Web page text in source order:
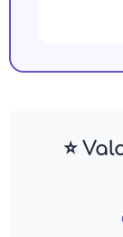
⭐